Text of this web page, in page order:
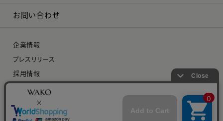
お問い合わせ
企業情報
プレスリリース
採用情報
プライバシーポリシー